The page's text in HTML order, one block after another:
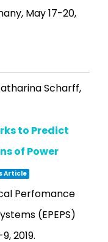
May 17-20,
Scharff,
to Predict
of Power
Article
Perfomance
(EPEPS)
2019.